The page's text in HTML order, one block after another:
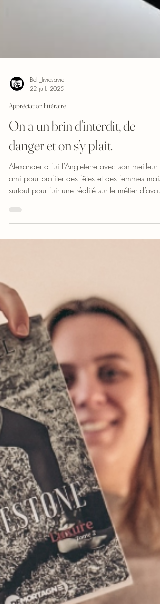
Beli_livresavie
Appréciation littéraire
On a un brin d’interdit, de
danger et on s’y plait.
qu’il veut exercer, il n’est plus si sur de lui. Il
pas aventurier, toutefois quand il rentre chez
il décide de faire une partie du chemin à
cheval, ce qui lui coûtera sa mémoire quand il
fera une chute lors d’une attaque de brigands
sur le bord de la route.